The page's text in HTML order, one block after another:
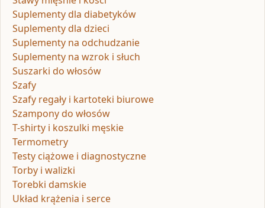
Suplementy dla diabetyków
Suplementy dla dzieci
Suplementy na odchudzanie
Suplementy na wzrok i słuch
Suszarki do włosów
Szafy
Szafy regały i kartoteki biurowe
Szampony do włosów
T-shirty i koszulki męskie
Termometry
Testy ciążowe i diagnostyczne
Torby i walizki
Torebki damskie
Układ krążenia i serce